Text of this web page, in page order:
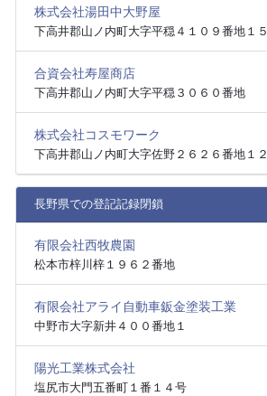
株式会社湯田中大野屋
下高井郡山ノ内町大字平穏４１０９番地１５
合資会社寿屋商店
下高井郡山ノ内町大字平穏３０６０番地
株式会社コスモワーク
下高井郡山ノ内町大字佐野２６２６番地１２
長野県での登記記録閉鎖
有限会社西牧農園
松本市梓川梓１９６２番地
有限会社アライ自動車鈑金塗装工業
中野市大字新井４００番地１
陽光工業株式会社
塩尻市大門五番町１番１４号